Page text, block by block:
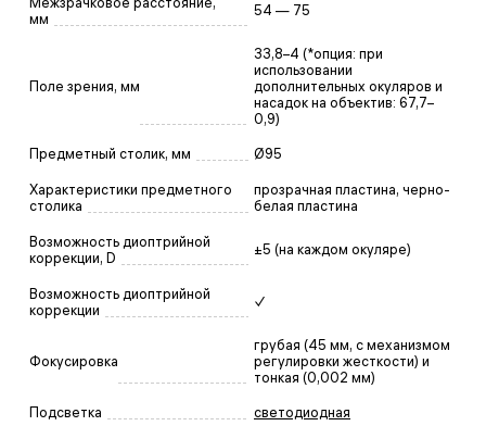
мм
54 — 75
Поле зрения, мм
33,8–4 (*опция: при
использовании
дополнительных окуляров и
насадок на объектив: 67,7–
0,9)
Предметный столик, мм Ø95
Характеристики предметного
столика
прозрачная пластина, черно-
белая пластина
Возможность диоптрийной
коррекции, D
±5 (на каждом окуляре)
Возможность диоптрийной
коррекции
✓
Фокусировка
грубая (45 мм, с механизмом
регулировки жесткости) и
тонкая (0,002 мм)
Подсветка светодиодная